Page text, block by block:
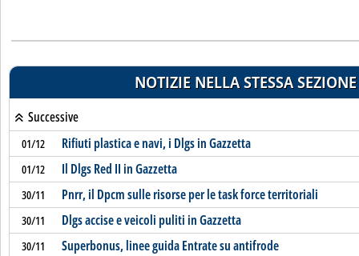
NOTIZIE NELLA STESSA SEZIONE
Successive
01/12 Rifiuti plastica e navi, i Dlgs in Gazzetta
01/12 Il Dlgs Red II in Gazzetta
30/11 Pnrr, il Dpcm sulle risorse per le task force territoriali
30/11 Dlgs accise e veicoli puliti in Gazzetta
30/11 Superbonus, linee guida Entrate su antifrode